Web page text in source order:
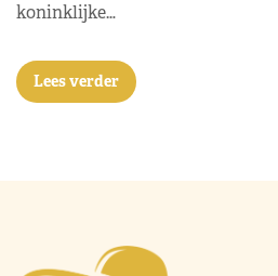
koninklijke…
Lees verder